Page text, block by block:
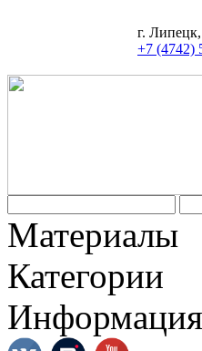
г.
+7 (4742)
Материалы
Категории
Информация